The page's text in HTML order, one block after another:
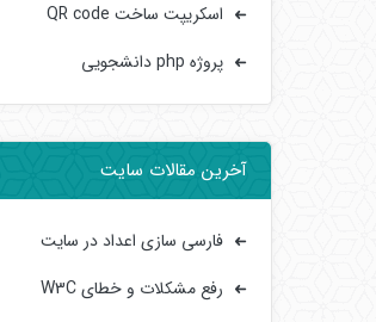
اسکریپت ساخت QR code
پروژه php دانشجویی
آخرین مقالات سایت
فارسی سازی اعداد در سایت
رفع مشکلات و خطای W3C